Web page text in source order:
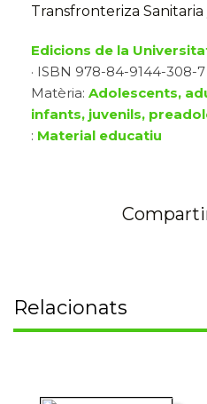
Transfronteriza Sanitaria
Edicions de la
· ISBN 978-84-9144-308-7
Matèria: Adolescents,
infants, juvenils,
: Material educatiu
Relacionats